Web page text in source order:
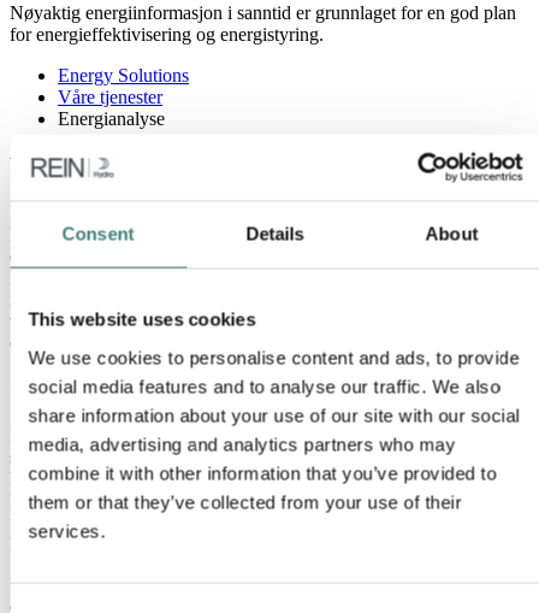
Consent Details About
This website uses cookies
We use cookies to personalise content and ads, to provide
social media features and to analyse our traffic. We also
share information about your use of our site with our social
media, advertising and analytics partners who may
combine it with other information that you’ve provided to
them or that they’ve collected from your use of their
services.
Nøyaktig energiinformasjon i sanntid er grunnlaget for en god plan
for energieffektivisering og energistyring.
Energy Solutions
Våre tjenester
Energianalyse
Vi introduserer Rein Hub
Rein Hub™ er vår proprietære, skybaserte digitale plattform – som
kobler sammen løsningene for solkraft, vindkraft, batterier og
energieffektivisering som vi tilbyr under en felles plattform. Rein
Hub™ samler inn, lagrer og organiserer data fra ressursene vi
visualiseringer og innsikt som hjelper deg med å redusere
energiforbruket, energikostnadene og klimautslippene.
Overvåk og administrer energibruken din
Fra intuitive oppstillinger av kraftmiksen din, til datastrømmer i
sanntid fra våre lagrings- og kraftproduksjonsanlegg på stedet, kan
kundene enkelt overvåke energiforbruket og -produksjonen. Vi
kombinerer data fra anlegget ditt med markeds- og værinformasjon
for å gi innsikt i kostnads- og utslippsytelse, og informasjon fra det
lokale nettet som kan hjelpe med produksjonsplanlegging.
Utover dette forbedrer Rein Hub™ påliteligheten og nøyaktigheten i
energirapporteringen slik at du raskt og enkelt kan produsere